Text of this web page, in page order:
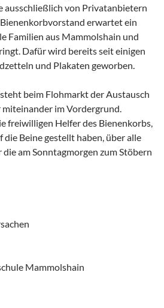
ausschließlich von Privatanbietern
erwartet ein
Familien aus Mammolshain und
Dafür wird bereits seit einigen
und Plakaten geworben.
beim Flohmarkt der Austausch
im Vordergrund.
freiwilligen Helfer des Bienenkorbs,
Beine gestellt haben, über alle
am Sonntagmorgen zum Stöbern
Mammolshain